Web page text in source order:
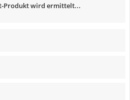
Produkt wird ermittelt...